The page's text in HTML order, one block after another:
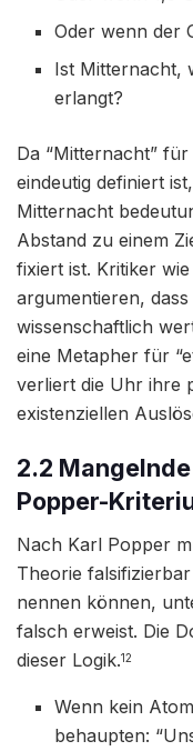
Oder wenn der
Ist Mitternacht,
erlangt?
Da “Mitternacht”
eindeutig definiert
Mitternacht
Abstand zu einem
fixiert ist. Kritiker
argumentieren,
wissenschaftlich
eine Metapher für
verliert die Uhr ihre
existenziellen
2.2
Popper-
Nach Karl Popper
Theorie
nennen können,
falsch erweist. Die
dieser Logik.12
Wenn kein
behaupten: